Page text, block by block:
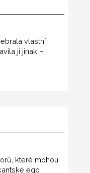
vlastní
ji jinak –
které mohou
ego